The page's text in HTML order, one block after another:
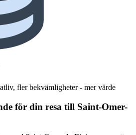
fler bekvämligheter - mer värde
för din resa till Saint-Omer-